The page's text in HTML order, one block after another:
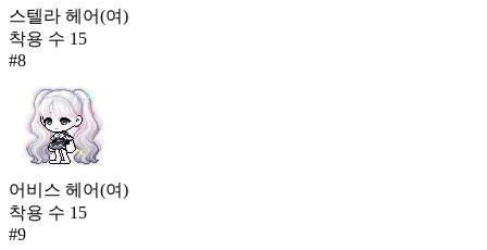
스텔라 헤어(여)
착용 수 15
#8
어비스 헤어(여)
착용 수 15
#9